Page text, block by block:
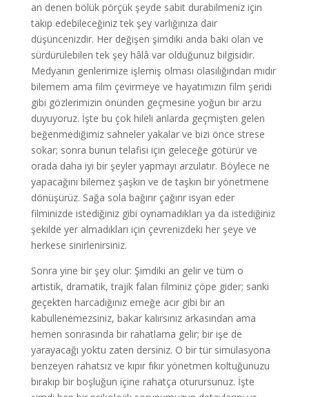
an denen bölük pörçük şeyde sabit durabilmeniz için
takip edebileceğiniz tek şey varlığınıza dair
düşüncenizdir. Her değişen şimdiki anda baki olan ve
sürdürülebilen tek şey hâlâ var olduğunuz bilgisidir.
Medyanın genlerimize işlemiş olması olasılığından mıdır
bilemem ama film çevirmeye ve hayatımızın film şeridi
gibi gözlerimizin önünden geçmesine yoğun bir arzu
duyuyoruz. İşte bu çok hileli anlarda geçmişten gelen
beğenmediğimiz sahneler yakalar ve bizi önce strese
sokar; sonra bunun telafisi için geleceğe götürür ve
orada daha iyi bir şeyler yapmayı arzulatır. Böylece ne
yapacağını bilemez şaşkın ve de taşkın bir yönetmene
dönüşürüz. Sağa sola bağırır çağırır isyan eder
filminizde istediğiniz gibi oynamadıkları ya da istediğiniz
şekilde yer almadıkları için çevrenizdeki her şeye ve
herkese sinirlenirsiniz.
Sonra yine bir şey olur: Şimdiki an gelir ve tüm o
artistik, dramatik, trajik falan filminiz çöpe gider; sanki
geçekten harcadığınız emeğe acır gibi bir an
kabullenemezsiniz, bakar kalırsınız arkasından ama
hemen sonrasında bir rahatlama gelir; bir işe de
yarayacağı yoktu zaten dersiniz. O bir tür simülasyona
benzeyen rahatsız ve kıpır fıkır yönetmen koltuğunuzu
bırakıp bir boşluğun içine rahatça oturursunuz. İşte